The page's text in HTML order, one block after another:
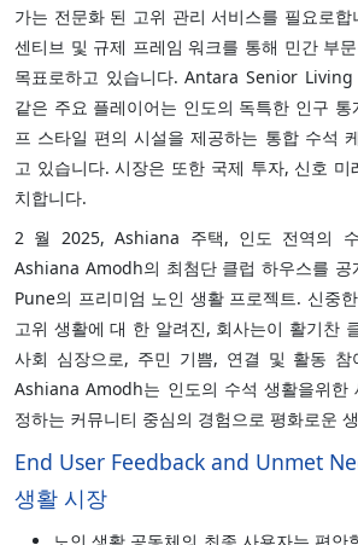
가는 전문화 된 고위 관리 서비스를 필요로
센티브 및 규제 프레임 워크를 통해 민간 부
목표로하고 있습니다. Antara Senior
같은 주요 플레이어는 인도의 독특한 인구
프 스타일 편의 시설을 제공하는 통합 수석
고 있습니다. 시장은 또한 국제 투자, 신호
치합니다.
2 월 2025, Ashiana 주택, 인도 전역의
Ashiana Amodh의 최첨단 클럽 하우스를 공
Pune의 프리미엄 노인 생활 프로젝트. 신중
고위 생활에 대 한 알려진, 회사는이 활기찬
사회 심장으로, 주민 기쁨, 연결 및 활동
Ashiana Amodh는 인도의 수석 생활을위한
정하는 커뮤니티 중심의 경험으로 평화로운
End User Feedback and Unmet
생활 시장